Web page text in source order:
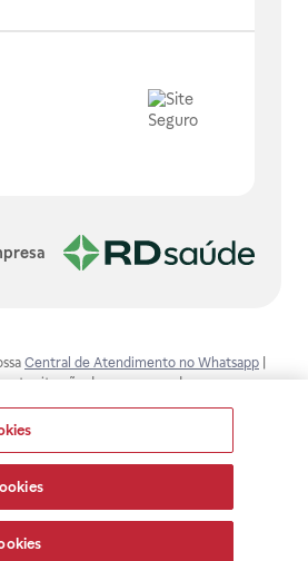
Central de Atendimento no Whatsapp
site não devem ser usadas para
o tratamento adequado. Ao
site: www.anvisa.gov.br. A Raia Drogasil
Raia Drogasil SA. Todos os pedidos